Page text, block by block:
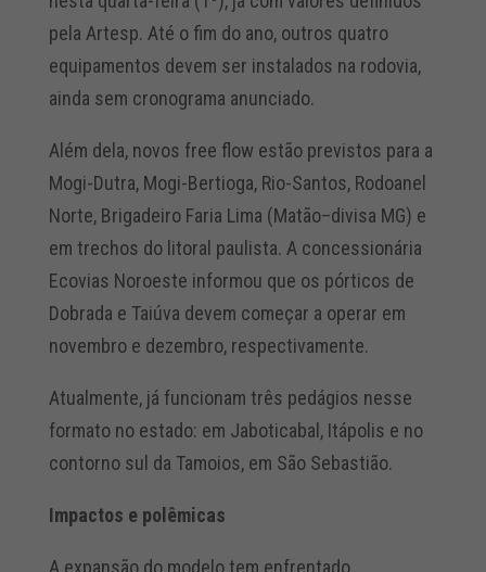
pela Artesp. Até o fim do ano, outros quatro
equipamentos devem ser instalados na rodovia,
ainda sem cronograma anunciado.
Além dela, novos free flow estão previstos para a
Mogi-Dutra, Mogi-Bertioga, Rio-Santos, Rodoanel
Norte, Brigadeiro Faria Lima (Matão–divisa MG) e
em trechos do litoral paulista. A concessionária
Ecovias Noroeste informou que os pórticos de
Dobrada e Taiúva devem começar a operar em
novembro e dezembro, respectivamente.
Atualmente, já funcionam três pedágios nesse
formato no estado: em Jaboticabal, Itápolis e no
contorno sul da Tamoios, em São Sebastião.
Impactos e polêmicas
A expansão do modelo tem enfrentado